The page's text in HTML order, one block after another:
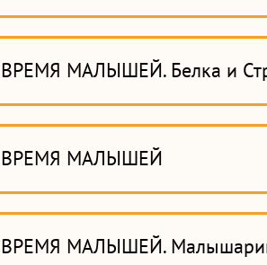
ВРЕМЯ МАЛЫШЕЙ. Белка и
ВРЕМЯ МАЛЫШЕЙ
ВРЕМЯ МАЛЫШЕЙ.